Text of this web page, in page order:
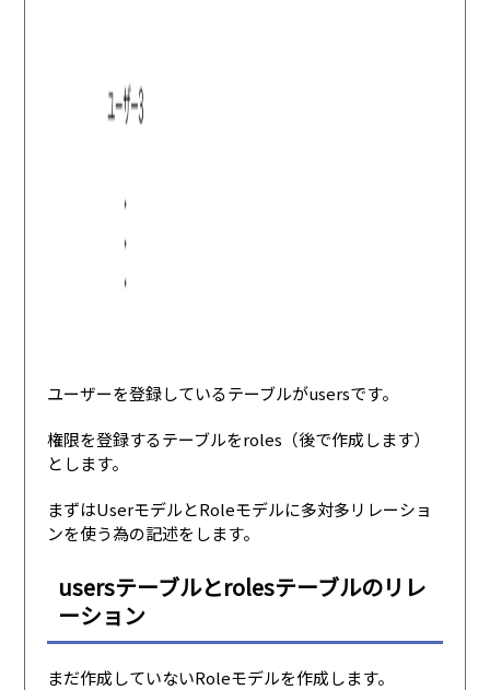
ユーザーを登録しているテーブルがusersです。
権限を登録するテーブルをroles（後で作成します）
とします。
まずはUserモデルとRoleモデルに多対多リレーショ
ンを使う為の記述をします。
usersテーブルとrolesテーブルのリレ
ーション
まだ作成していないRoleモデルを作成します。